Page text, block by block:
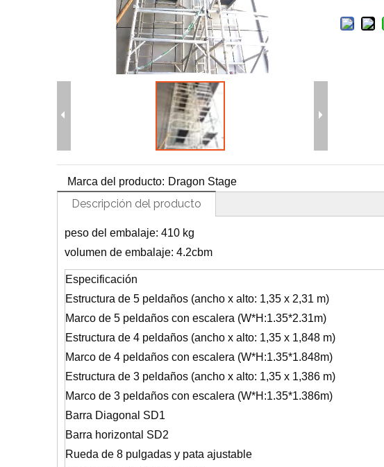
Herramientas
Marca del producto: Dragon Stage
Descripción del producto
peso del embalaje: 410 kg
volumen de embalaje: 4.2cbm
Especificación
Estructura de 5 peldaños (ancho x alto: 1,35 x 2,31 m)
Marco de 5 peldaños con escalera (W*H:1.35*2.31m)
Estructura de 4 peldaños (ancho x alto: 1,35 x 1,848 m)
Marco de 4 peldaños con escalera (W*H:1.35*1.848m)
Estructura de 3 peldaños (ancho x alto: 1,35 x 1,386 m)
Marco de 3 peldaños con escalera (W*H:1.35*1.386m)
Barra Diagonal SD1
Barra horizontal SD2
Rueda de 8 pulgadas y pata ajustable